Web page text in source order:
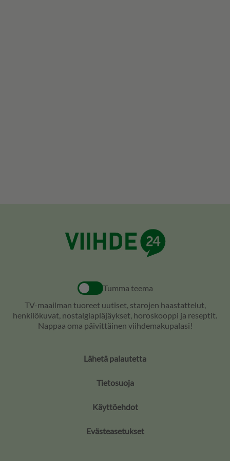
Tumma teema
TV-maailman tuoreet uutiset, starojen haastattelut,
henkilökuvat, nostalgiapläjäykset, horoskooppi ja reseptit.
Nappaa oma päivittäinen viihdemakupalasi!
Lähetä palautetta
Tietosuoja
Käyttöehdot
Evästeasetukset